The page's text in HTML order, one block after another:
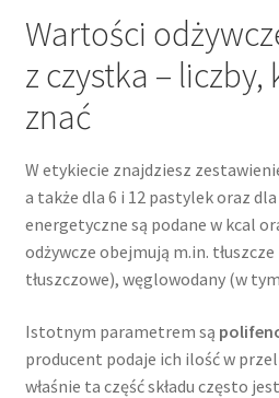
Wartości
z czystka –
znać
W etykiecie znajdziesz
a także dla 6 i 12 pastylek oraz
energetyczne są podane w kcal
odżywcze obejmują m.in.
tłuszczowe), węglowodany (w
Istotnym parametrem są
producent podaje ich ilość w
właśnie ta część składu często